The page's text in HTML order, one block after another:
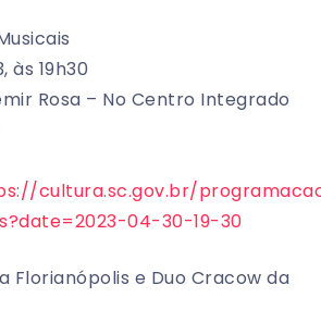
às 19h30
Rosa – No Centro Integrado
cultura.sc.gov.br/
04-30-19-30
Florianópolis e Duo Cracow da